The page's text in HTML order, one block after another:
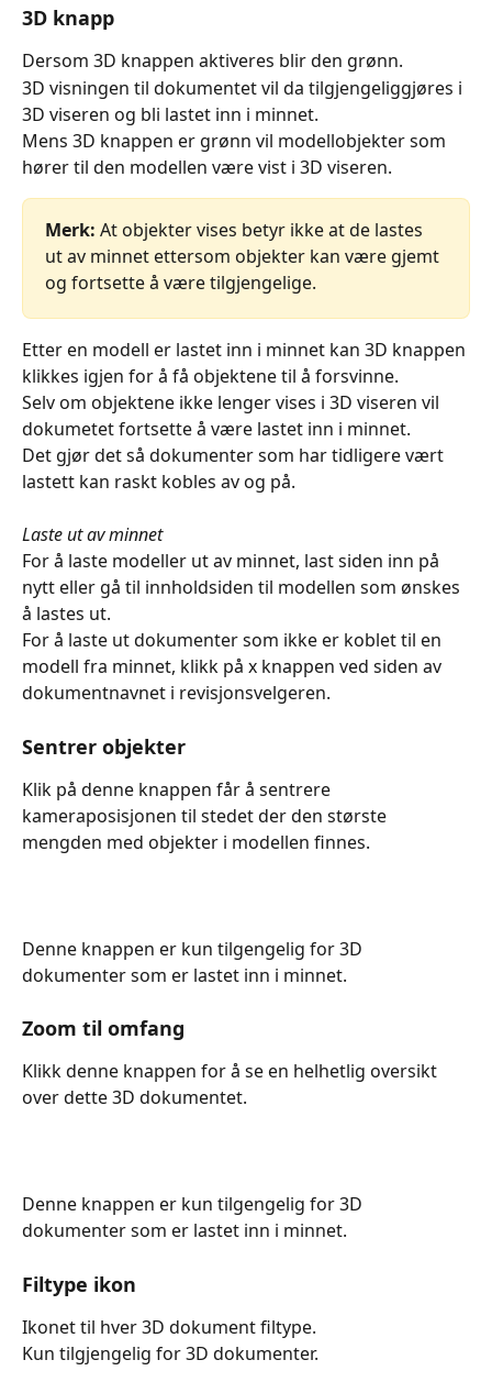
​3D knapp
Dersom 3D knappen aktiveres blir den grønn.
3D visningen til dokumentet vil da tilgjengeliggjøres i
3D viseren og bli lastet inn i minnet.
Mens 3D knappen er grønn vil modellobjekter som
hører til den modellen være vist i 3D viseren.
Merk: At objekter vises betyr ikke at de lastes
ut av minnet ettersom objekter kan være gjemt
og fortsette å være tilgjengelige.
Etter en modell er lastet inn i minnet kan 3D knappen
klikkes igjen for å få objektene til å forsvinne.
Selv om objektene ikke lenger vises i 3D viseren vil
dokumetet fortsette å være lastet inn i minnet.
Det gjør det så dokumenter som har tidligere vært
lastett kan raskt kobles av og på.
Laste ut av minnet
For å laste modeller ut av minnet, last siden inn på
nytt eller gå til innholdsiden til modellen som ønskes
å lastes ut.
For å laste ut dokumenter som ikke er koblet til en
modell fra minnet, klikk på x knappen ved siden av
dokumentnavnet i revisjonsvelgeren.
Sentrer objekter
Klik på denne knappen får å sentrere
kameraposisjonen til stedet der den største
mengden med objekter i modellen finnes.
Denne knappen er kun tilgengelig for 3D
dokumenter som er lastet inn i minnet.
Zoom til omfang
Klikk denne knappen for å se en helhetlig oversikt
over dette 3D dokumentet.
Denne knappen er kun tilgengelig for 3D
dokumenter som er lastet inn i minnet.
Filtype ikon
Ikonet til hver 3D dokument filtype.
Kun tilgjengelig for 3D dokumenter.